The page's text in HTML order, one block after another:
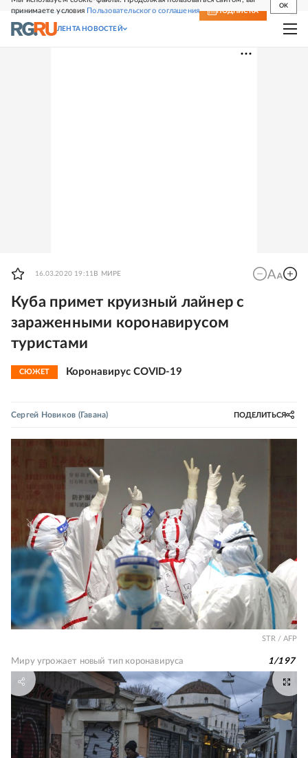
принимаете условия Пользовательского соглашения
OK
СВЕЖИЙ НОМЕР ПОДПИСКА
ЛЕНТА НОВОСТЕЙ
16.03.2020 19:11 В МИРЕ
Куба примет круизный лайнер с
зараженными коронавирусом
туристами
СЮЖЕТ Коронавирус COVID-19
Сергей Новиков (Гавана) ПОДЕЛИТЬСЯ
STR / AFP
Миру угрожает новый тип коронавируса 1/197